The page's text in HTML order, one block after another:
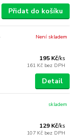
Přidat do košíku
195 Kč/ks
161 Kč bez DPH
Není skladem
Detail
129 Kč/ks
107 Kč bez DPH
skladem